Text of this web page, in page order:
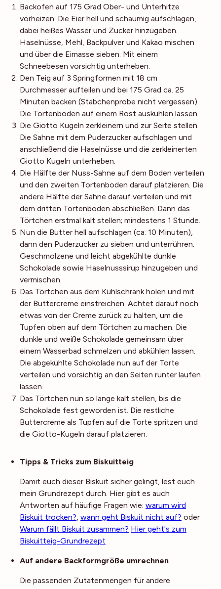
Backofen auf 175 Grad Ober- und Unterhitze
vorheizen. Die Eier hell und schaumig aufschlagen,
dabei heißes Wasser und Zucker hinzugeben.
Haselnüsse, Mehl, Backpulver und Kakao mischen
und über die Eimasse sieben. Mit einem
Schneebesen vorsichtig unterheben.
Den Teig auf 3 Springformen mit 18 cm
Durchmesser aufteilen und bei 175 Grad ca. 25
Minuten backen (Stäbchenprobe nicht vergessen).
Die Tortenböden auf einem Rost auskühlen lassen.
Die Giotto Kugeln zerkleinern und zur Seite stellen.
Die Sahne mit dem Puderzucker aufschlagen und
anschließend die Haselnüsse und die zerkleinerten
Giotto Kugeln unterheben.
Die Hälfte der Nuss-Sahne auf dem Boden verteilen
und den zweiten Tortenboden darauf platzieren. Die
andere Hälfte der Sahne darauf verteilen und mit
dem dritten Tortenboden abschließen. Dann das
Törtchen erstmal kalt stellen; mindestens 1 Stunde.
Nun die Butter hell aufschlagen (ca. 10 Minuten),
dann den Puderzucker zu sieben und unterrühren.
Geschmolzene und leicht abgekühlte dunkle
Schokolade sowie Haselnusssirup hinzugeben und
vermischen.
Das Törtchen aus dem Kühlschrank holen und mit
der Buttercreme einstreichen. Achtet darauf noch
etwas von der Creme zurück zu halten, um die
Tupfen oben auf dem Törtchen zu machen. Die
dunkle und weiße Schokolade gemeinsam über
einem Wasserbad schmelzen und abkühlen lassen.
Die abgekühlte Schokolade nun auf der Torte
verteilen und vorsichtig an den Seiten runter laufen
lassen.
Das Törtchen nun so lange kalt stellen, bis die
Schokolade fest geworden ist. Die restliche
Buttercreme als Tupfen auf die Torte spritzen und
die Giotto-Kugeln darauf platzieren.
Tipps & Tricks zum Biskuitteig
Damit euch dieser Biskuit sicher gelingt, lest euch
mein Grundrezept durch. Hier gibt es auch
Antworten auf häufige Fragen wie: warum wird
Biskuit trocken? wann geht Biskuit nicht auf? oder
Warum fällt Biskuit zusammen? Hier geht's zum
Biskuitteig-Grundrezept
Auf andere Backformgröße umrechnen
Die passenden Zutatenmengen für andere